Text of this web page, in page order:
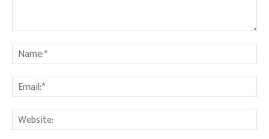
Comment: